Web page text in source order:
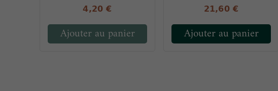
4,20 €
Ajouter au panier
21,60 €
Ajouter au panier